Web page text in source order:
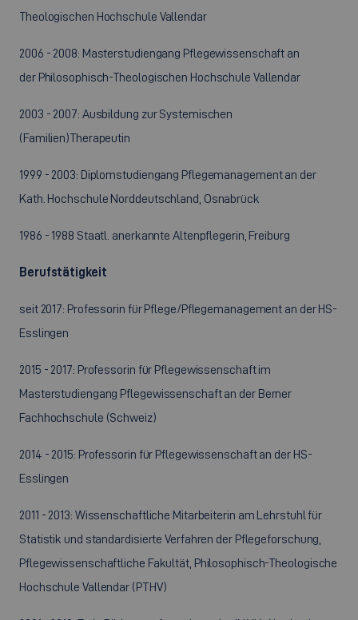
Theologischen Hochschule Vallendar
2006 - 2008: Masterstudiengang Pflegewissenschaft an
der Philosophisch-Theologischen Hochschule Vallendar
2003 - 2007: Ausbildung zur Systemischen
(Familien)Therapeutin
1999 - 2003: Diplomstudiengang Pflegemanagement an der
Kath. Hochschule Norddeutschland, Osnabrück
1986 - 1988 Staatl. anerkannte Altenpflegerin, Freiburg
Berufstätigkeit
seit 2017: Professorin für Pflege/Pflegemanagement an der HS-
Esslingen
2015 - 2017: Professorin für Pflegewissenschaft im
Masterstudiengang Pflegewissenschaft an der Berner
Fachhochschule (Schweiz)
2014 - 2015: Professorin für Pflegewissenschaft an der HS-
Esslingen
2011 - 2013: Wissenschaftliche Mitarbeiterin am Lehrstuhl für
Statistik und standardisierte Verfahren der Pflegeforschung,
Pflegewissenschaftliche Fakultät, Philosophisch-Theologische
Hochschule Vallendar (PTHV)